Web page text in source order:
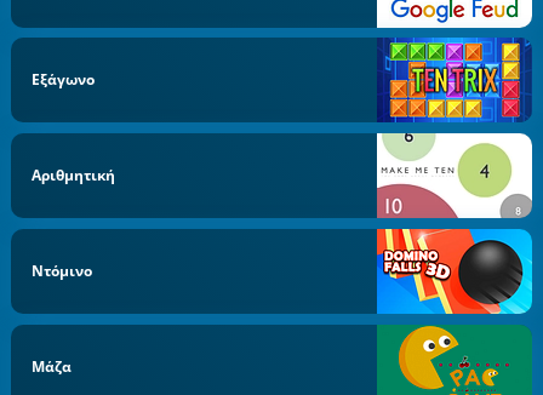
Εξάγωνο
Αριθμητική
Ντόμινο
Μάζα